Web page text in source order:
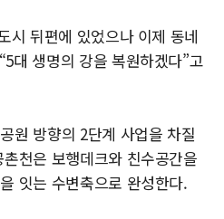
시 뒤편에 있었으나 이제 동네
대 생명의 강을 복원하겠다”고
원 방향의 2단계 사업을 차질
천은 보행데크와 친수공간을
잇는 수변축으로 완성한다.